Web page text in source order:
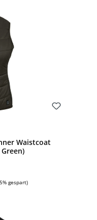
Waistcoat
gespart)